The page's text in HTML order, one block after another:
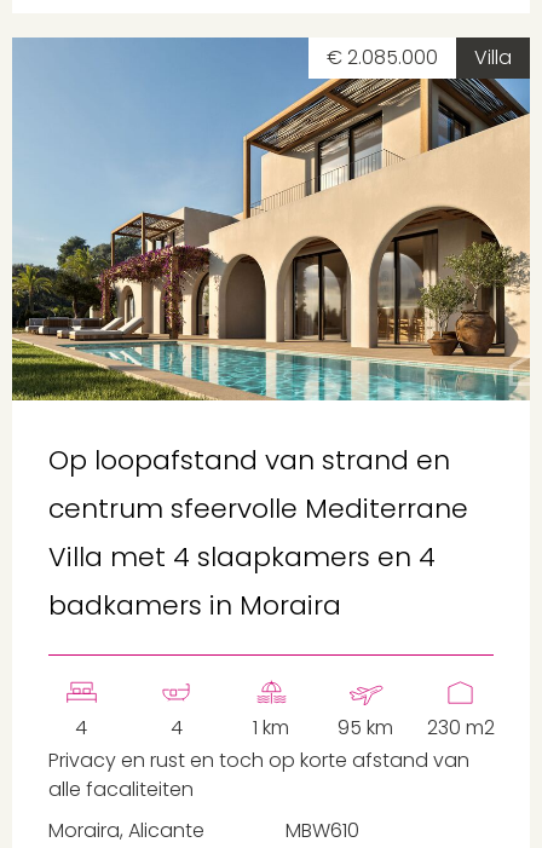
Villa
€ 2.085.000
Op loopafstand van strand en
centrum sfeervolle Mediterrane
Villa met 4 slaapkamers en 4
badkamers in Moraira
4 4 1 km 95 km
230 m2
Privacy en rust en toch op korte afstand van
alle facaliteiten
Moraira, Alicante
MBW610